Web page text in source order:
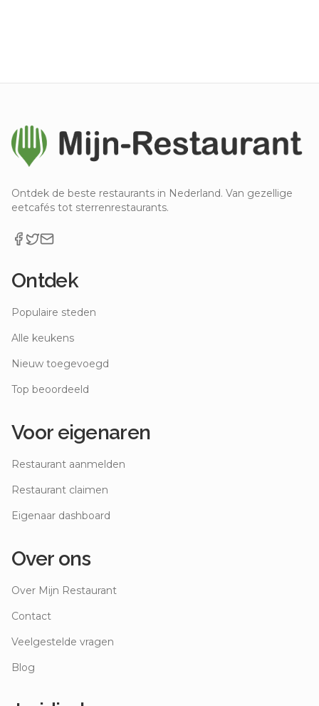
Ontdek de beste restaurants in Nederland. Van gezellige
eetcafés tot sterrenrestaurants.
Ontdek
Populaire steden
Alle keukens
Nieuw toegevoegd
Top beoordeeld
Voor eigenaren
Restaurant aanmelden
Restaurant claimen
Eigenaar dashboard
Over ons
Over Mijn Restaurant
Contact
Veelgestelde vragen
Blog